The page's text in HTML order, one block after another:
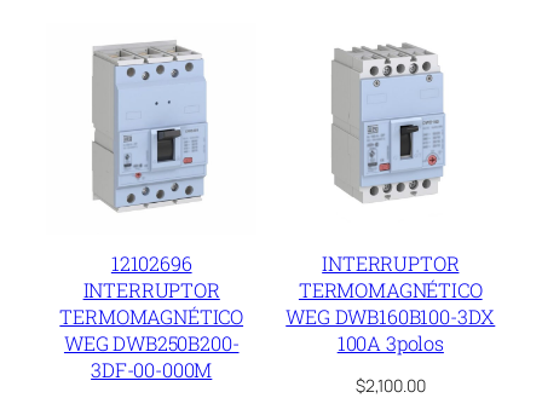
12102696
INTERRUPTOR
TERMOMAGNÉTICO
WEG DWB250B200-
3DF-00-000M
INTERRUPTOR
TERMOMAGNÉTICO
WEG DWB160B100-3DX
100A 3polos
$2,100.00